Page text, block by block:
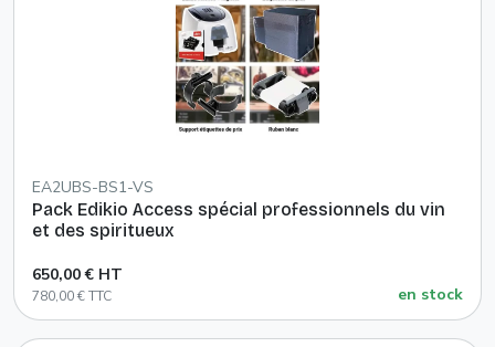
EA2UBS-BS1-VS
Pack Edikio Access spécial professionnels du vin
et des spiritueux
650,00 € HT
780,00 € TTC en stock